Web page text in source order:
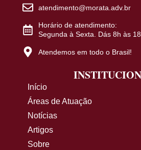
atendimento@morata.adv.br
Horário de atendimento:
Segunda à Sexta. Dás 8h às
Atendemos em todo o Brasil!
Início
Áreas de Atuação
Notícias
Artigos
Sobre